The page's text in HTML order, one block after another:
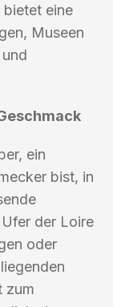
eine
Museen
ein
bist, in
der Loire
oder
zum